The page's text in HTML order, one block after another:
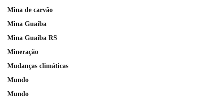
Mina de carvão
Mina Guaiba
Mina Guaíba RS
Mineração
Mudanças climáticas
Mundo
Mundo